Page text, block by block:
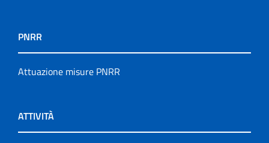
PNRR
Attuazione misure PNRR
ATTIVITÀ